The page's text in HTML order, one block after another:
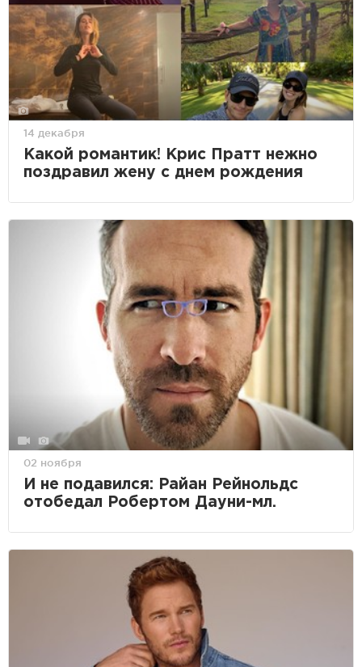
14 декабря
Какой романтик! Крис Пратт нежно
поздравил жену с днем рождения
02 ноября
И не подавился: Райан Рейнольдс
отобедал Робертом Дауни-мл.